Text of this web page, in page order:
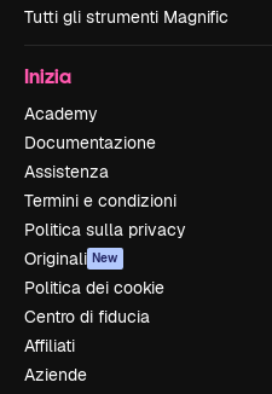
Tutti gli strumenti Magnific
Inizia
Academy
Documentazione
Assistenza
Termini e condizioni
Politica sulla privacy
Originali New
Politica dei cookie
Centro di fiducia
Affiliati
Aziende